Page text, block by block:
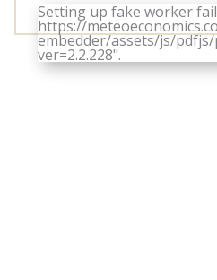
Setting up fake worker
https://
embedder/assets/js/
ver=2.2.228".